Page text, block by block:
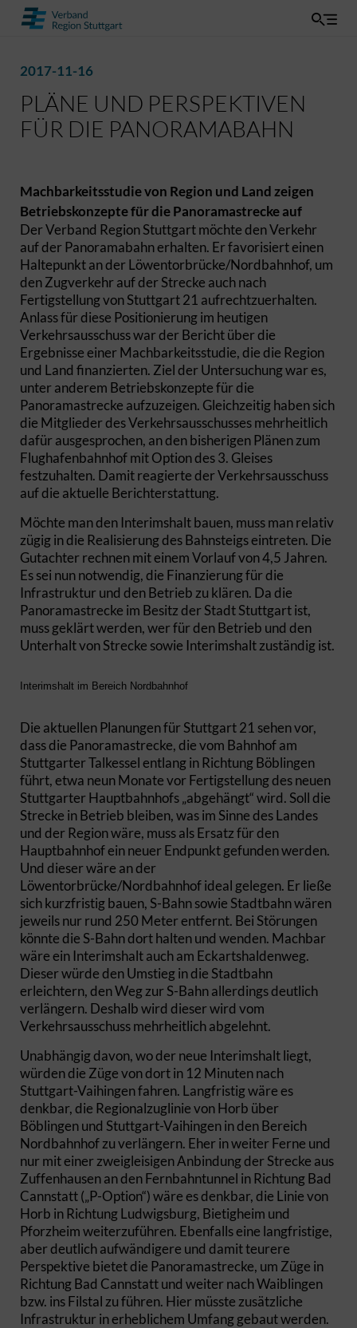
2017-11-16
PLÄNE UND PERSPEKTIVEN
FÜR DIE PANORAMABAHN
Machbarkeitsstudie von Region und Land zeigen
Betriebskonzepte für die Panoramastrecke auf
Der Verband Region Stuttgart möchte den Verkehr
auf der Panoramabahn erhalten. Er favorisiert einen
Haltepunkt an der Löwentorbrücke/Nordbahnhof, um
den Zugverkehr auf der Strecke auch nach
Fertigstellung von Stuttgart 21 aufrechtzuerhalten.
Anlass für diese Positionierung im heutigen
Verkehrsausschuss war der Bericht über die
Ergebnisse einer Machbarkeitsstudie, die die Region
und Land finanzierten. Ziel der Untersuchung war es,
unter anderem Betriebskonzepte für die
Panoramastrecke aufzuzeigen. Gleichzeitig haben sich
die Mitglieder des Verkehrsausschusses mehrheitlich
dafür ausgesprochen, an den bisherigen Plänen zum
Flughafenbahnhof mit Option des 3. Gleises
festzuhalten. Damit reagierte der Verkehrsausschuss
auf die aktuelle Berichterstattung.
Möchte man den Interimshalt bauen, muss man relativ
zügig in die Realisierung des Bahnsteigs eintreten. Die
Gutachter rechnen mit einem Vorlauf von 4,5 Jahren.
Es sei nun notwendig, die Finanzierung für die
Infrastruktur und den Betrieb zu klären. Da die
Panoramastrecke im Besitz der Stadt Stuttgart ist,
muss geklärt werden, wer für den Betrieb und den
Unterhalt von Strecke sowie Interimshalt zuständig ist.
Interimshalt im Bereich Nordbahnhof
Die aktuellen Planungen für Stuttgart 21 sehen vor,
dass die Panoramastrecke, die vom Bahnhof am
Stuttgarter Talkessel entlang in Richtung Böblingen
führt, etwa neun Monate vor Fertigstellung des neuen
Stuttgarter Hauptbahnhofs „abgehängt“ wird. Soll die
Strecke in Betrieb bleiben, was im Sinne des Landes
und der Region wäre, muss als Ersatz für den
Hauptbahnhof ein neuer Endpunkt gefunden werden.
Und dieser wäre an der
Löwentorbrücke/Nordbahnhof ideal gelegen. Er ließe
sich kurzfristig bauen, S-Bahn sowie Stadtbahn wären
jeweils nur rund 250 Meter entfernt. Bei Störungen
könnte die S-Bahn dort halten und wenden. Machbar
wäre ein Interimshalt auch am Eckartshaldenweg.
Dieser würde den Umstieg in die Stadtbahn
erleichtern, den Weg zur S-Bahn allerdings deutlich
verlängern. Deshalb wird dieser wird vom
Verkehrsausschuss mehrheitlich abgelehnt.
Unabhängig davon, wo der neue Interimshalt liegt,
würden die Züge von dort in 12 Minuten nach
Stuttgart-Vaihingen fahren. Langfristig wäre es
denkbar, die Regionalzuglinie von Horb über
Böblingen und Stuttgart-Vaihingen in den Bereich
Nordbahnhof zu verlängern. Eher in weiter Ferne und
nur mit einer zweigleisigen Anbindung der Strecke aus
Zuffenhausen an den Fernbahntunnel in Richtung Bad
Cannstatt („P-Option“) wäre es denkbar, die Linie von
Horb in Richtung Ludwigsburg, Bietigheim und
Pforzheim weiterzuführen. Ebenfalls eine langfristige,
aber deutlich aufwändigere und damit teurere
Perspektive bietet die Panoramastrecke, um Züge in
Richtung Bad Cannstatt und weiter nach Waiblingen
bzw. ins Filstal zu führen. Hier müsste zusätzliche
Infrastruktur in erheblichem Umfang gebaut werden.